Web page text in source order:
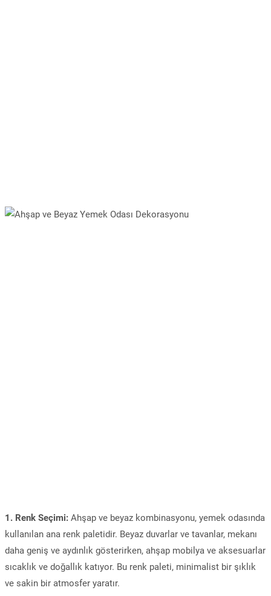
1. Renk Seçimi: Ahşap ve beyaz kombinasyonu, yemek odasında
kullanılan ana renk paletidir. Beyaz duvarlar ve tavanlar, mekanı
daha geniş ve aydınlık gösterirken, ahşap mobilya ve aksesuarlar
sıcaklık ve doğallık katıyor. Bu renk paleti, minimalist bir şıklık
ve sakin bir atmosfer yaratır.